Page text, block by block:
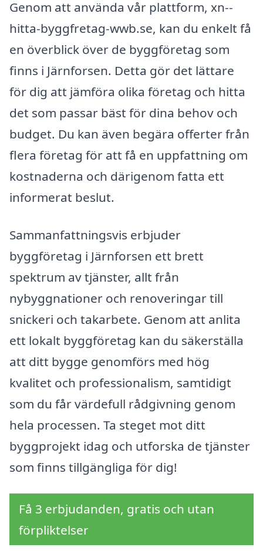
Genom att använda vår plattform, xn--
hitta-byggfretag-wwb.se, kan du enkelt få
en överblick över de byggföretag som
finns i Järnforsen. Detta gör det lättare
för dig att jämföra olika företag och hitta
det som passar bäst för dina behov och
budget. Du kan även begära offerter från
flera företag för att få en uppfattning om
kostnaderna och därigenom fatta ett
informerat beslut.
Sammanfattningsvis erbjuder
byggföretag i Järnforsen ett brett
spektrum av tjänster, allt från
nybyggnationer och renoveringar till
snickeri och takarbete. Genom att anlita
ett lokalt byggföretag kan du säkerställa
att ditt bygge genomförs med hög
kvalitet och professionalism, samtidigt
som du får värdefull rådgivning genom
hela processen. Ta steget mot ditt
byggprojekt idag och utforska de tjänster
som finns tillgängliga för dig!
Få 3 erbjudanden, gratis och utan
förpliktelser